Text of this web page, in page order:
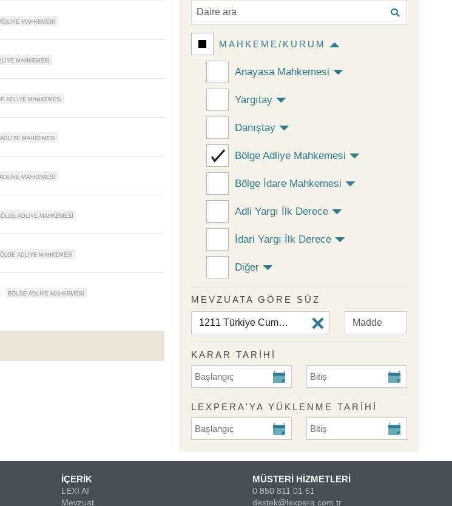
MAHKEME/KURUM
Anayasa Mahkemesi
Yargıtay
Danıştay
Bölge Adliye Mahkemesi
Bölge İdare Mahkemesi
Adli Yargı İlk Derece
İdari Yargı İlk Derece
Diğer
MEVZUATA GÖRE SÜZ
KARAR TARİHİ
KARAR TARİHİ Başlangıç KARAR TARİHİ Bitiş
LEXPERA'YA YÜKLENME TARIHI
Lexpera'ya Yüklenme Tarihi BaşlangıçLexpera'ya Yüklenme Tarihi
İÇERİK
LEXI AI
Mevzuat
MÜSTERİ HİZMETLERİ
0 850 811 01 51
destek@lexpera.com.tr